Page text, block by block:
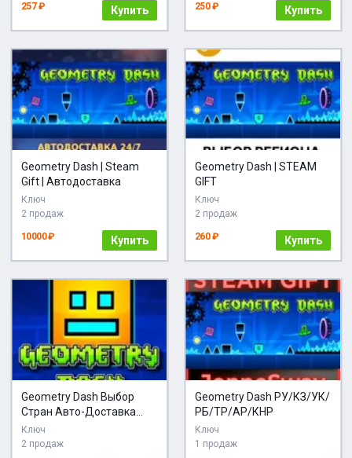
257 ₽ Купить 250 ₽ Купить
Geometry Dash | Steam
Gift | Автодоставка
Ключ
2 продаж
10000 ₽ Купить
Geometry Dash | STEAM
GIFT
Ключ
2 продаж
260 ₽ Купить
Geometry Dash Выбор
Стран Авто-Доставка
24/7
Ключ
2 продаж
Geometry Dash РУ/КЗ/УК/
РБ/ТР/АР/КНР
Ключ
1 продаж